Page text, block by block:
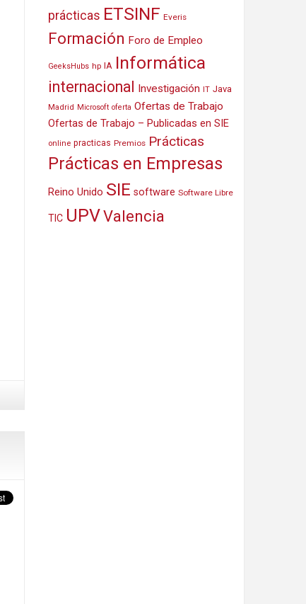
prácticas ETSINF Everis
Formación Foro de Empleo
GeeksHubs hp IA Informática
internacional Investigación IT Java
Madrid Microsoft oferta Ofertas de Trabajo
Ofertas de Trabajo – Publicadas en SIE
online practicas Premios Prácticas
Prácticas en Empresas
Reino Unido SIE software Software Libre
TIC UPVValencia